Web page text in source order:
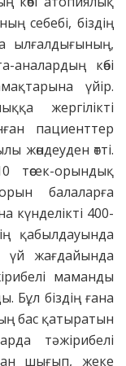
себебі, біздің
ылғалдығының,
көбі
үйір.
жергілікті
пациенттер
жөндеуден өтті.
төсек-орындық
балаларға
күнделікті 400-
қабылдауында
үй жағдайында
маманды
Бұл біздің ғана
бас қатыратын
тәжірибелі
шығып, жеке